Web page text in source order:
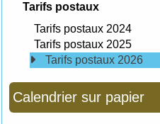
Tarifs postaux
Tarifs postaux 2024
Tarifs postaux 2025
Tarifs postaux 2026
Calendrier sur papier